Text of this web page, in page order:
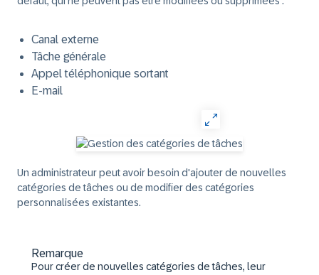
Canal externe
Tâche générale
Appel téléphonique sortant
E-mail
Un administrateur peut avoir besoin d'ajouter de nouvelles
catégories de tâches ou de modifier des catégories
personnalisées existantes.
Remarque
Pour créer de nouvelles catégories de tâches, leur